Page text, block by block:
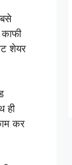
शेयर
ही
कर